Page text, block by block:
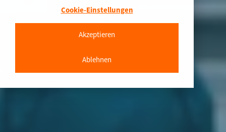
Cookie-Einstellungen
Akzeptieren
Ablehnen